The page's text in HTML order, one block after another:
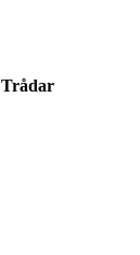
Trådar